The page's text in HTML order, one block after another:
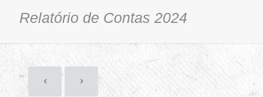
Relatório de Contas 2024